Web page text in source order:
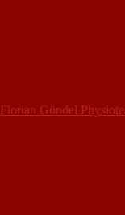
Florian Gündel